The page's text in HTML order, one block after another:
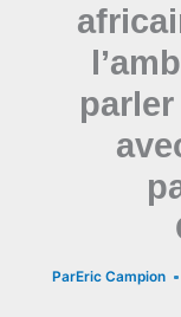
ParEric Campion